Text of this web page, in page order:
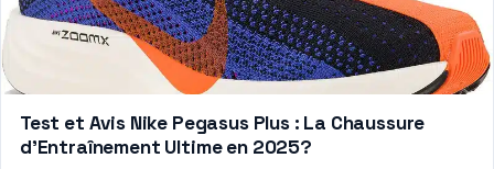
Test et Avis Nike Pegasus Plus : La Chaussure
d’Entraînement Ultime en 2025?